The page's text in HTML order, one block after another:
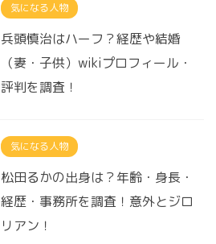
気になる人物
兵頭慎治はハーフ？経歴や結婚
（妻・子供）wikiプロフィール・
評判を調査！
気になる人物
松田るかの出身は？年齢・身長・
経歴・事務所を調査！意外とジロ
リアン！